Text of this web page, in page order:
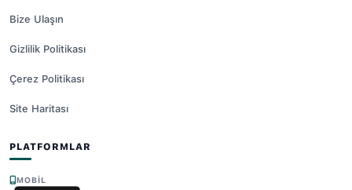
Bize Ulaşın
Gizlilik Politikası
Çerez Politikası
Site Haritası
PLATFORMLAR
MOBIL